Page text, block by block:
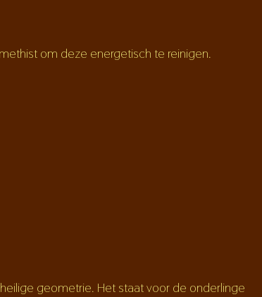
om deze energetisch te reinigen.
geometrie. Het staat voor de onderlinge